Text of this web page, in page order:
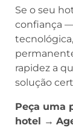
Se o seu
confiança
rapidez a
solução
Peça uma
hotel →